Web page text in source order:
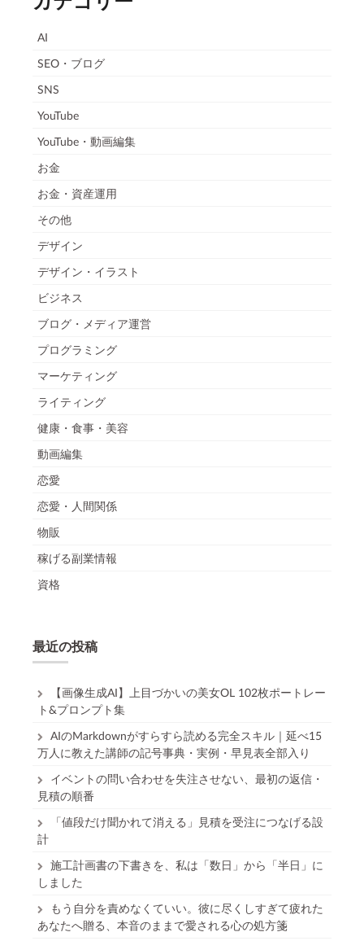
AI
SEO・ブログ
SNS
YouTube
YouTube・動画編集
お金
お金・資産運用
その他
デザイン
デザイン・イラスト
ビジネス
ブログ・メディア運営
プログラミング
マーケティング
ライティング
健康・食事・美容
動画編集
恋愛
恋愛・人間関係
物販
稼げる副業情報
資格
最近の投稿
【画像生成AI】上目づかいの美女OL 102枚ポートレー
ト&プロンプト集
AIのMarkdownがすらすら読める完全スキル｜延べ15
万人に教えた講師の記号事典・実例・早見表全部入り
イベントの問い合わせを失注させない、最初の返信・
見積の順番
「値段だけ聞かれて消える」見積を受注につなげる設
計
施工計画書の下書きを、私は「数日」から「半日」に
しました
もう自分を責めなくていい。彼に尽くしすぎて疲れた
あなたへ贈る、本音のままで愛される心の処方箋